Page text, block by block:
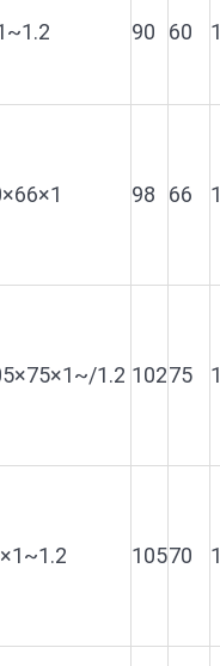
90 60 1
98 66 1
1.2 10275 1
10570 1